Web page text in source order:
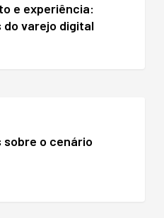
e experiência:
do varejo digital
o cenário